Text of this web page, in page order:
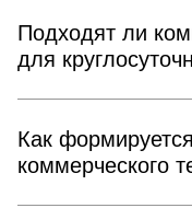
Подходят ли
для
Как
коммерческого